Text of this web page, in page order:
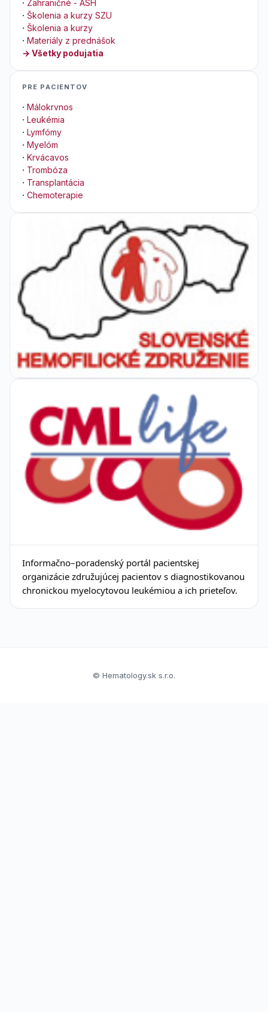
· Zahraničné - ASH
· Školenia a kurzy SZU
· Školenia a kurzy
· Materiály z prednášok
→ Všetky podujatia
PRE PACIENTOV
· Málokrvnos
· Leukémia
· Lymfómy
· Myelóm
· Krvácavos
· Trombóza
· Transplantácia
· Chemoterapie
Informačno–poradenský portál pacientskej
organizácie združujúcej pacientov s diagnostikovanou
chronickou myelocytovou leukémiou a ich prieteľov.
© Hematology.sk s.r.o.